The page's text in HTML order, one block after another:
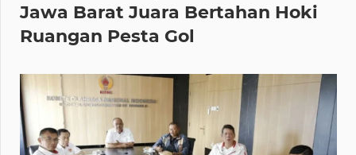
Jawa Barat Juara Bertahan Hoki
Ruangan Pesta Gol